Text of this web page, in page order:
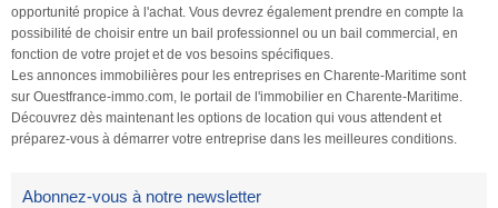
liberté pour un espace de
stockage supplémentaire ou
un jardin d'entreprise, les
possibilités sont infinies.Aires
de stationnement privatives Ce
parking privé offre une
opportunité propice à l'achat. Vous devrez également prendre en compte la
possibilité de choisir entre un bail professionnel ou un bail commercial, en
fonction de votre projet et de vos besoins spécifiques.
Les annonces immobilières pour les entreprises en Charente-Maritime sont
sur Ouestfrance-immo.com, le portail de l'immobilier en Charente-Maritime.
Découvrez dès maintenant les options de location qui vous attendent et
préparez-vous à démarrer votre entreprise dans les meilleures conditions.
Abonnez-vous à notre newsletter